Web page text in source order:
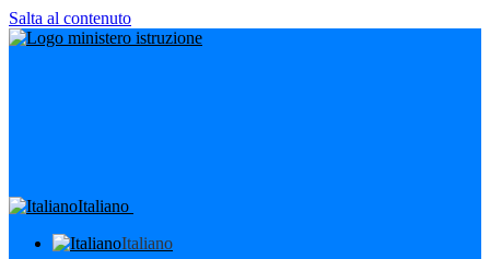
Salta al contenuto
Italiano
Italiano